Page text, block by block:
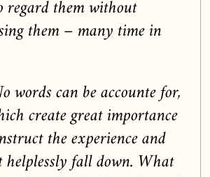
regard them without
them – many time in
words can be accounte for,
create great importance
the experience and
fall down. What